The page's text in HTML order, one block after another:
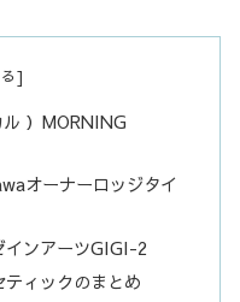
）MORNING
オーナーロッジタイ
インアーツGIGI-2
ィックのまとめ